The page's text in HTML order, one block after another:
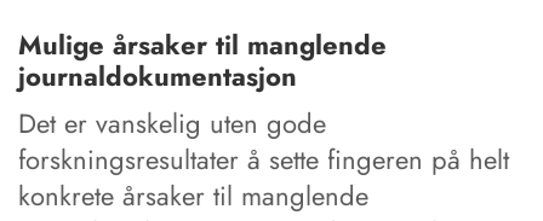
Mulige årsaker til manglende
journaldokumentasjon
Det er vanskelig uten gode
forskningsresultater å sette fingeren på helt
konkrete årsaker til manglende